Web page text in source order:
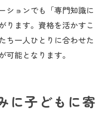
ションでも「専門知識に
ります。資格を活かすこ
ち一人ひとりに合わせた
能となります。
に子どもに寄